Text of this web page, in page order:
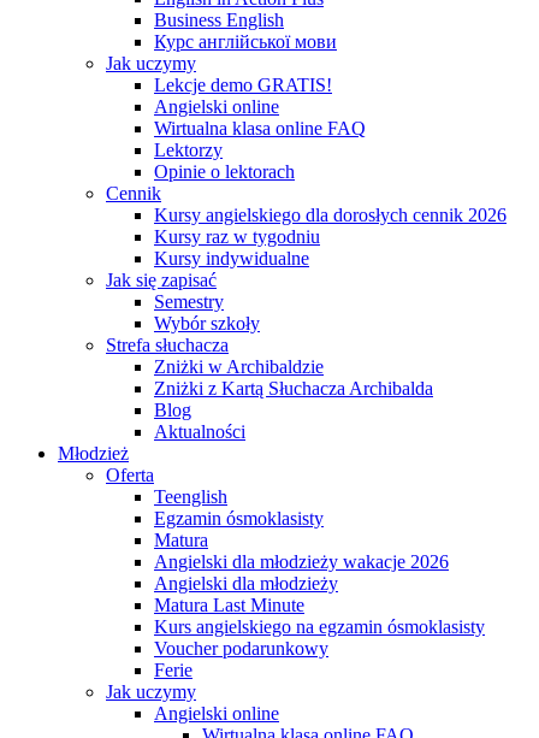
Business English
Курс англійської мови
Jak uczymy
Lekcje demo GRATIS!
Angielski online
Wirtualna klasa online FAQ
Lektorzy
Opinie o lektorach
Cennik
Kursy angielskiego dla dorosłych cennik 2026
Kursy raz w tygodniu
Kursy indywidualne
Jak się zapisać
Semestry
Wybór szkoły
Strefa słuchacza
Zniżki w Archibaldzie
Zniżki z Kartą Słuchacza Archibalda
Blog
Aktualności
Młodzież
Oferta
Teenglish
Egzamin ósmoklasisty
Matura
Angielski dla młodzieży wakacje 2026
Angielski dla młodzieży
Matura Last Minute
Kurs angielskiego na egzamin ósmoklasisty
Voucher podarunkowy
Ferie
Jak uczymy
Angielski online